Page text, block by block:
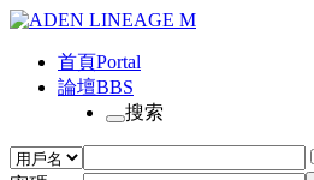
首頁Portal
論壇BBS
搜索